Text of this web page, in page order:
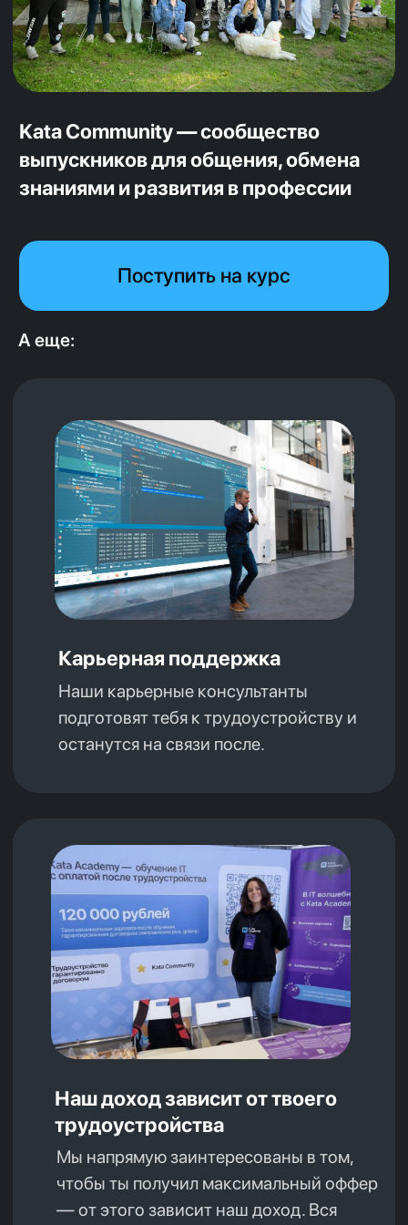
А еще:
Безлимитные консультации
до тех пор, пока не получишь
работу
Мы на связи ровно столько, сколько тебе
трудоустройства
Выпускники
Контакты
Вопросы и ответы
Гибридная оплата
Java-разработчик
Фронтенд-разработчик
Инженер по ручному тестированию
Go-разработчик
Java-разработчик
Инженер по ручному тестированию
Go-разработчик
Политика конфиденциальности
Оферта
О платформе
Рейтинг ИТ-компаний России
Информация о получении налогового вычета
за обучение
Реестровая запись Реестра российского ПО
№26690 от 28.02.2025. Произведена на
основании поручения Министерства
© 2026 KATA Programming Academy